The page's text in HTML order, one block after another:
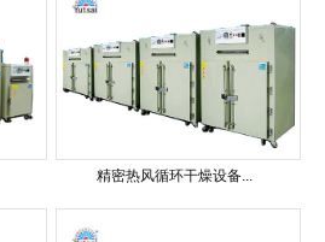
精密热风循环干燥设备...